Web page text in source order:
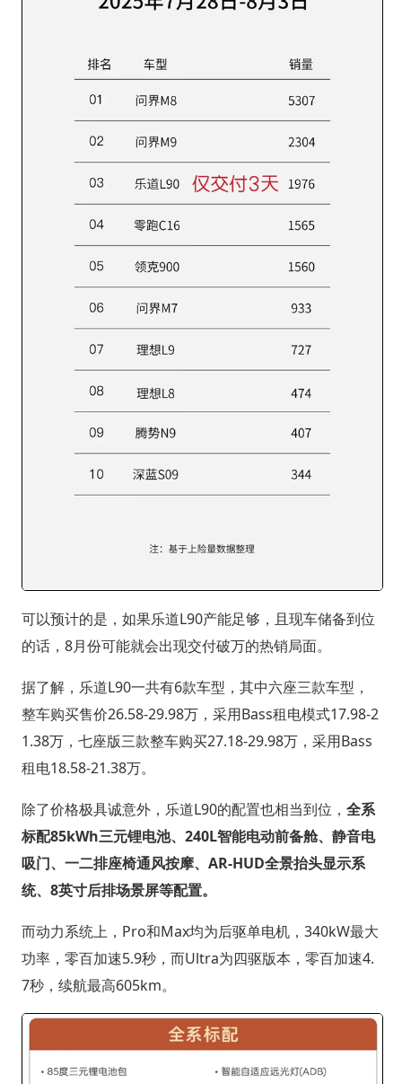
可以预计的是，如果乐道L90产能足够，且现车储备到位
的话，8月份可能就会出现交付破万的热销局面。
据了解，乐道L90一共有6款车型，其中六座三款车型，
整车购买售价26.58-29.98万，采用Bass租电模式17.98-2
1.38万，七座版三款整车购买27.18-29.98万，采用Bass
租电18.58-21.38万。
除了价格极具诚意外，乐道L90的配置也相当到位， 全系
标配85kWh三元锂电池、240L智能电动前备舱、静音电
吸门、一二排座椅通风按摩、AR-HUD全景抬头显示系
统、8英寸后排场景屏等配置。
而动力系统上，Pro和Max均为后驱单电机，340kW最大
功率，零百加速5.9秒，而Ultra为四驱版本，零百加速4.
7秒，续航最高605km。